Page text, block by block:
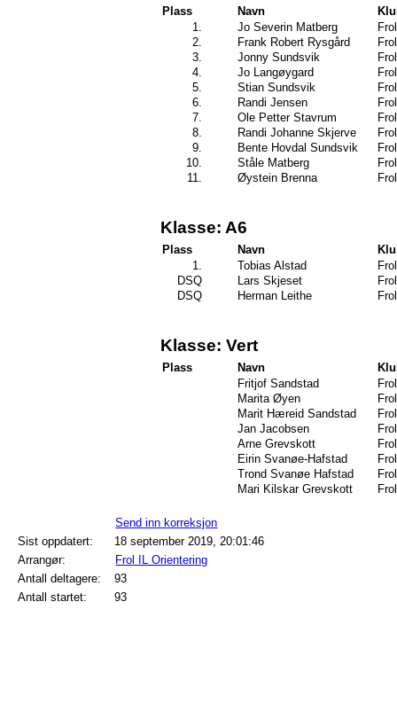
Plass Navn
1.
Jo Severin Matberg
2.
Frank Robert Rysgård
3.
Jonny Sundsvik
4.
Jo Langøygard
5.
Stian Sundsvik
6.
Randi Jensen
7.
Ole Petter Stavrum
8.
Randi Johanne Skjerve
9.
Bente Hovdal Sundsvik
10.
Ståle Matberg
11.
Øystein Brenna
Klasse: A6
Plass Navn
1.
Tobias Alstad
DSQ
Lars Skjeset
DSQ
Herman Leithe
Klasse: Vert
Plass Navn
Fritjof Sandstad
Marita Øyen
Marit Hæreid Sandstad
Jan Jacobsen
Arne Grevskott
Eirin Svanøe-Hafstad
Trond Svanøe Hafstad
Mari Kilskar Grevskott
Send inn korreksjon
Sist oppdatert:
18 september 2019, 20:01:46
Arrangør:
Frol IL Orientering
Antall deltagere:
93
Antall startet:
93